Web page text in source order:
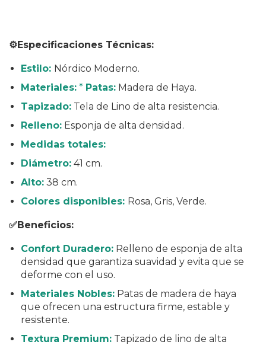
⚙️Especificaciones Técnicas:
Estilo: Nórdico Moderno.
Materiales: * Patas: Madera de Haya.
Tapizado: Tela de Lino de alta resistencia.
Relleno: Esponja de alta densidad.
Medidas totales:
Diámetro: 41 cm.
Alto: 38 cm.
Colores disponibles: Rosa, Gris, Verde.
✅Beneficios:
Confort Duradero: Relleno de esponja de alta
densidad que garantiza suavidad y evita que se
deforme con el uso.
Materiales Nobles: Patas de madera de haya
que ofrecen una estructura firme, estable y
resistente.
Textura Premium: Tapizado de lino de alta